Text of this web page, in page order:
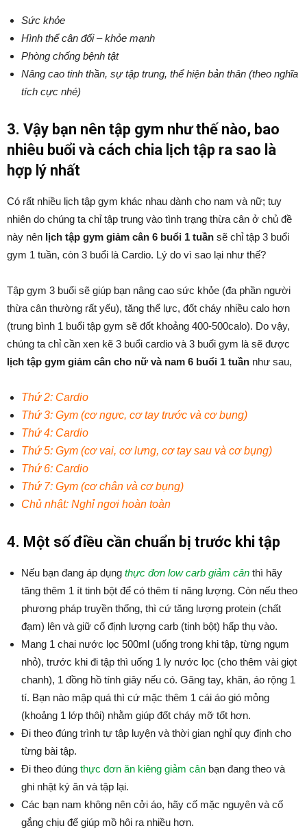
Sức khỏe
Hình thể cân đối – khỏe mạnh
Phòng chống bệnh tật
Nâng cao tinh thần, sự tập trung, thể hiện bản thân (theo nghĩa
tích cực nhé)
3. Vậy bạn nên tập gym như thế nào, bao
nhiêu buổi và cách chia lịch tập ra sao là
hợp lý nhất
Có rất nhiều lịch tập gym khác nhau dành cho nam và nữ; tuy
nhiên do chúng ta chỉ tập trung vào tình trạng thừa cân ở chủ đề
này nên lịch tập gym giảm cân 6 buổi 1 tuần sẽ chỉ tập 3 buổi
gym 1 tuần, còn 3 buổi là Cardio. Lý do vì sao lại như thế?
Tập gym 3 buổi sẽ giúp bạn nâng cao sức khỏe (đa phần người
thừa cân thường rất yếu), tăng thể lực, đốt cháy nhiều calo hơn
(trung bình 1 buổi tập gym sẽ đốt khoảng 400-500calo). Do vậy,
chúng ta chỉ cần xen kẽ 3 buổi cardio và 3 buổi gym là sẽ được
lịch tập gym giảm cân cho nữ và nam 6 buổi 1 tuần như sau,
Thứ 2: Cardio
Thứ 3: Gym (cơ ngực, cơ tay trước và cơ bụng)
Thứ 4: Cardio
Thứ 5: Gym (cơ vai, cơ lưng, cơ tay sau và cơ bụng)
Thứ 6: Cardio
Thứ 7: Gym (cơ chân và cơ bụng)
Chủ nhật: Nghỉ ngơi hoàn toàn
4. Một số điều cần chuẩn bị trước khi tập
Nếu bạn đang áp dụng thực đơn low carb giảm cân thì hãy
tăng thêm 1 ít tinh bột để có thêm tí năng lượng. Còn nếu theo
phương pháp truyền thống, thì cứ tăng lượng protein (chất
đạm) lên và giữ cố định lượng carb (tinh bột) hấp thụ vào.
Mang 1 chai nước lọc 500ml (uống trong khi tập, từng ngụm
nhỏ), trước khi đi tập thì uống 1 ly nước lọc (cho thêm vài giọt
chanh), 1 đồng hồ tính giây nếu có. Găng tay, khăn, áo rộng 1
tí. Bạn nào mập quá thì cứ mặc thêm 1 cái áo gió mỏng
(khoảng 1 lớp thôi) nhằm giúp đốt cháy mỡ tốt hơn.
Đi theo đúng trình tự tập luyện và thời gian nghỉ quy định cho
từng bài tập.
Đi theo đúng thực đơn ăn kiêng giảm cân bạn đang theo và
ghi nhật ký ăn và tập lại.
Các bạn nam không nên cởi áo, hãy cố mặc nguyên và cố
gắng chịu để giúp mồ hôi ra nhiều hơn.